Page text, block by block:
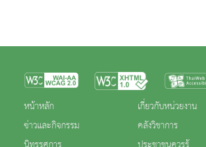
หน้าหลัก
ข่าวและกิจกรรม
เกี่ยวกับหน่วยงาน
คลังวิชาการ